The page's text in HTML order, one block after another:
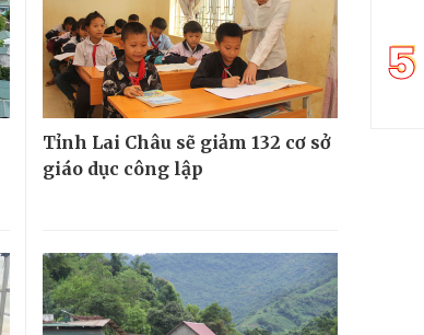
Tỉnh Lai Châu sẽ giảm 132 cơ sở
giáo dục công lập
5